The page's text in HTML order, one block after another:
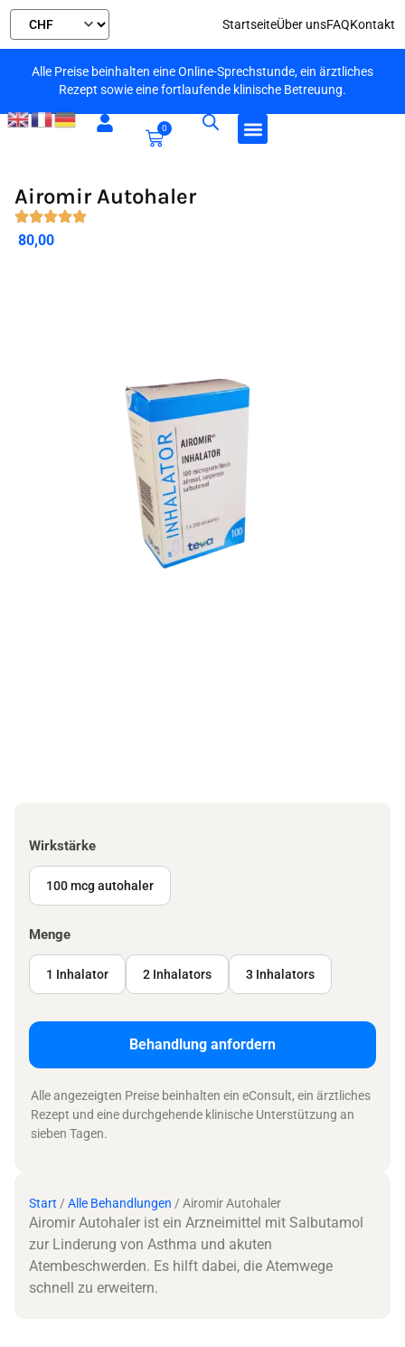
StartseiteÜber unsFAQKontakt
Alle Preise beinhalten eine Online-Sprechstunde, ein ärztliches
Rezept sowie eine fortlaufende klinische Betreuung.
0
Airomir Autohaler
80,00
Wirkstärke
100 mcg autohaler
Menge
1 Inhalator 2 Inhalators 3 Inhalators
Behandlung anfordern
Alle angezeigten Preise beinhalten ein eConsult, ein ärztliches
Rezept und eine durchgehende klinische Unterstützung an
sieben Tagen.
Start / Alle Behandlungen / Airomir Autohaler
Airomir Autohaler ist ein Arzneimittel mit Salbutamol
zur Linderung von Asthma und akuten
Atembeschwerden. Es hilft dabei, die Atemwege
schnell zu erweitern.